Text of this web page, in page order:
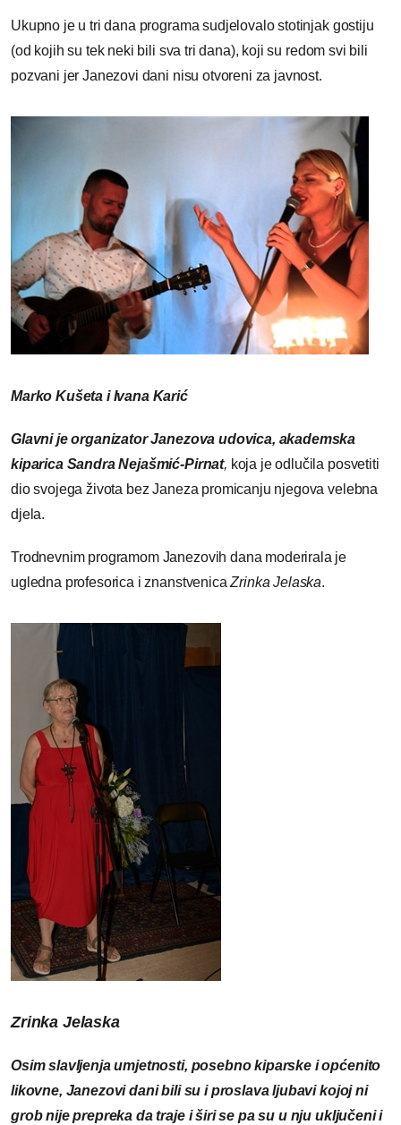
Ukupno je u tri dana programa sudjelovalo stotinjak gostiju
(od kojih su tek neki bili sva tri dana), koji su redom svi bili
pozvani jer Janezovi dani nisu otvoreni za javnost.
Marko Kušeta i Ivana Karić
Glavni je organizator Janezova udovica, akademska
kiparica Sandra Nejašmić-Pirnat, koja je odlučila posvetiti
dio svojega života bez Janeza promicanju njegova velebna
djela.
Trodnevnim programom Janezovih dana moderirala je
ugledna profesorica i znanstvenica Zrinka Jelaska.
Zrinka Jelaska
Osim slavljenja umjetnosti, posebno kiparske i općenito
likovne, Janezovi dani bili su i proslava ljubavi kojoj ni
grob nije prepreka da traje i širi se pa su u nju uključeni i